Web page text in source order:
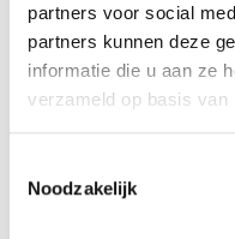
partners voor social
partners kunnen deze
informatie die u aan ze
verzameld op basis van
Noodzakelijk